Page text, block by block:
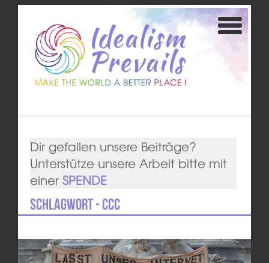
Dir gefallen unsere Beiträge?
Unterstütze unsere Arbeit bitte mit
einer SPENDE
Schlagwort - CCC